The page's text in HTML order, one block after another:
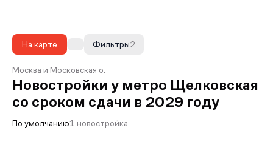
На карте 2
Фильтры
Москва и Московская о.
Новостройки у метро Щелковская
со сроком сдачи в 2029 году
По умолчанию1 новостройка